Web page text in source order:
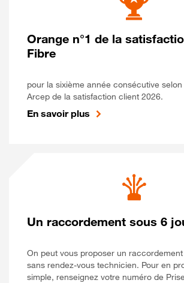
Orange n°1 de la
Fibre
pour la sixième année consécutive selon
Arcep de la satisfaction client 2026.
En savoir plus
Un raccordement sous 6
On peut vous proposer un
sans rendez-vous technicien. Pour en
simple, renseignez votre numéro de